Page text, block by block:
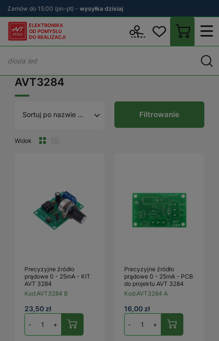
Zamów do 15:00 (pn-pt) - wysyłka dzisiaj
AVT3284
Sortuj po nazwie A - Z
Widok
Filtrowanie
Precyzyjne źródło
prądowe 0 - 25mA - KIT
AVT 3284
Kod:AVT3284 B
23,50 zł
- +
Precyzyjne źródło
prądowe 0 - 25mA - PCB
do projektu AVT 3284
Kod:AVT3284 A
16,00 zł
- +